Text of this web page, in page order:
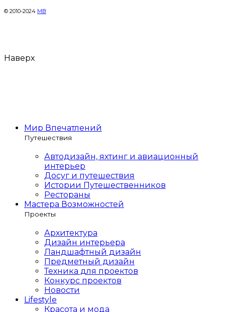
© 2010-2024 МВ
Наверх
Мир Впечатлений
Путешествия
Автодизайн, яхтинг и авиационный
интерьер
Досуг и путешествия
Истории Путешественников
Рестораны
Мастера Возможностей
Проекты
Архитектура
Дизайн интерьера
Ландшафтный дизайн
Предметный дизайн
Техника для проектов
Конкурс проектов
Новости
Lifestyle
Красота и мода